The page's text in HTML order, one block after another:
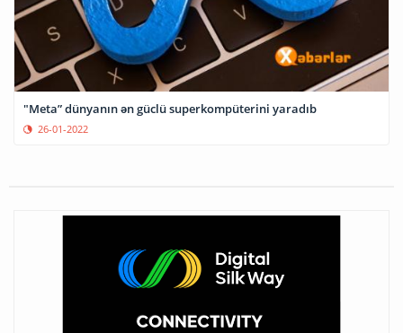
"Meta” dünyanın ən güclü superkompüterini yaradıb
26-01-2022